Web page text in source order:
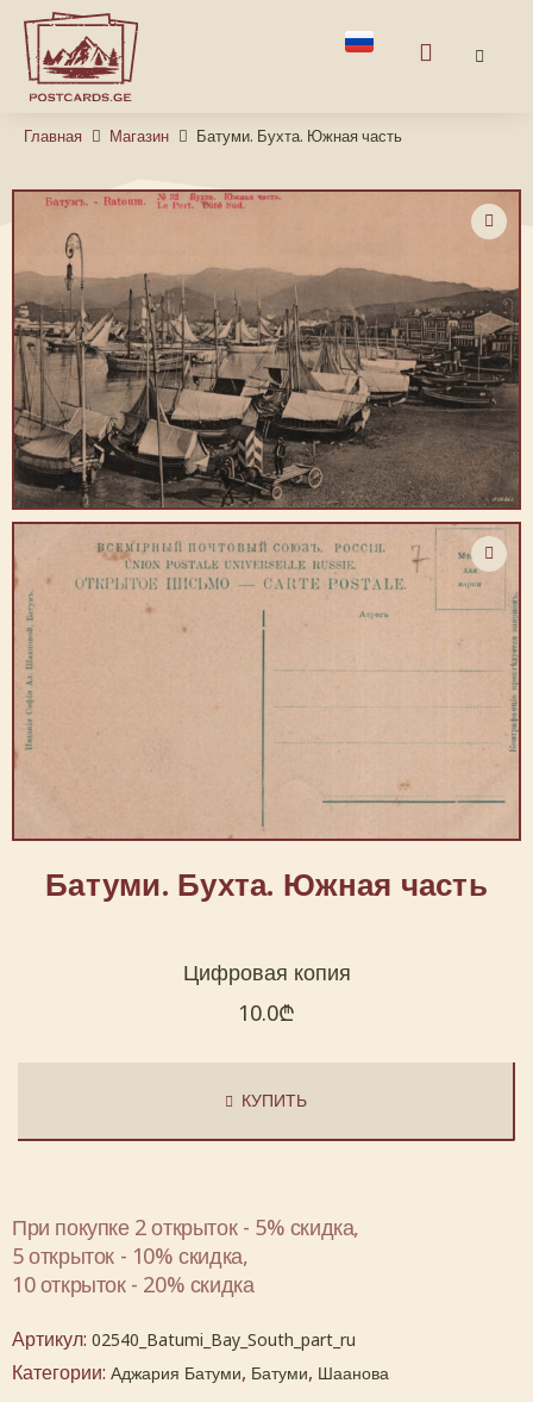
Главная Магазин Батуми. Бухта. Южная часть
Батуми. Бухта. Южная часть
Цифровая копия
10.0₾
КУПИТЬ
При покупке 2 открыток - 5% скидка,
5 открыток - 10% скидка,
10 открыток - 20% скидка
Артикул: 02540_Batumi_Bay_South_part_ru
Категории: Аджария Батуми, Батуми, Шаанова